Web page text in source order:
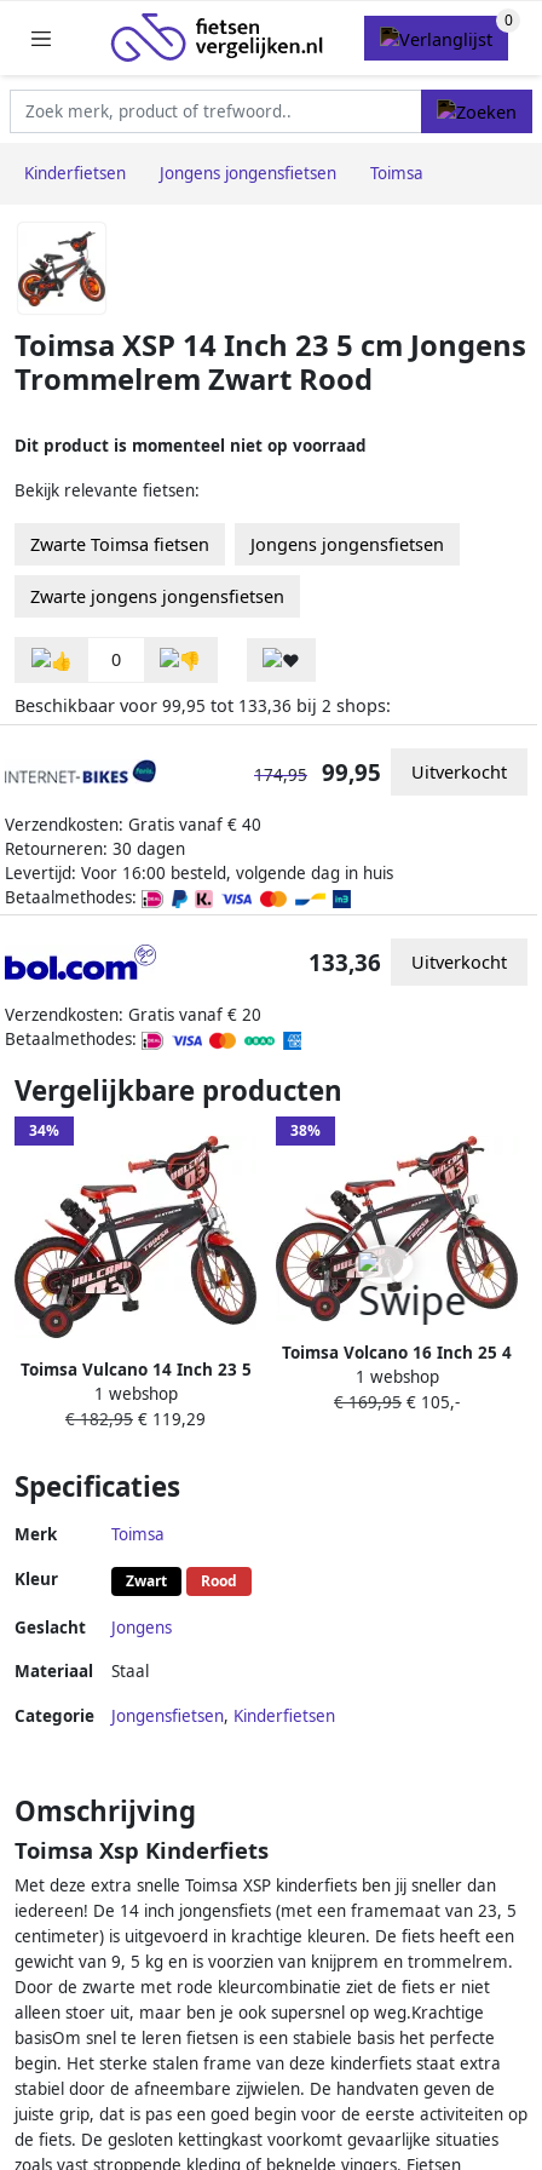
Kinderfietsen Jongens jongensfietsen Toimsa
Toimsa XSP 14 Inch 23 5 cm Jongens
Trommelrem Zwart Rood
Dit product is momenteel niet op voorraad
Bekijk relevante fietsen:
Zwarte Toimsa fietsen Jongens jongensfietsen
Zwarte jongens jongensfietsen
0
Beschikbaar voor 99,95 tot 133,36 bij 2 shops:
Verzendkosten: Gratis vanaf € 40
Retourneren: 30 dagen
Levertijd: Voor 16:00 besteld, volgende dag in huis
Betaalmethodes:
174,95 99,95 Uitverkocht
Verzendkosten: Gratis vanaf € 20
Betaalmethodes:
133,36 Uitverkocht
Vergelijkbare producten
34%
Toimsa Vulcano 14 Inch 23 5
cm Jongens Trommelrem
Zwart Rood
1 webshop
€ 182,95 € 119,29
38%
Toimsa Volcano 16 Inch 25 4
cm Jongens Knijprem Rood
Zwart
1 webshop
€ 169,95 € 105,-
Specificaties
Merk Toimsa
Kleur Zwart Rood
Geslacht
Jongens
Materiaal
Staal
Categorie Jongensfietsen, Kinderfietsen
Omschrijving
Toimsa Xsp Kinderfiets
Met deze extra snelle Toimsa XSP kinderfiets ben jij sneller dan
iedereen! De 14 inch jongensfiets (met een framemaat van 23, 5
centimeter) is uitgevoerd in krachtige kleuren. De fiets heeft een
gewicht van 9, 5 kg en is voorzien van knijprem en trommelrem.
Door de zwarte met rode kleurcombinatie ziet de fiets er niet
alleen stoer uit, maar ben je ook supersnel op weg.Krachtige
basisOm snel te leren fietsen is een stabiele basis het perfecte
begin. Het sterke stalen frame van deze kinderfiets staat extra
stabiel door de afneembare zijwielen. De handvaten geven de
juiste grip, dat is pas een goed begin voor de eerste activiteiten op
de fiets. De gesloten kettingkast voorkomt gevaarlijke situaties